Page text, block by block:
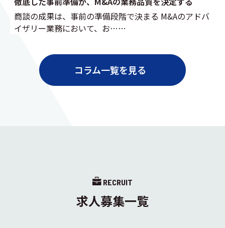
商談の成果は、事前の準備段階で決まる M&Aのアドバ
イザリー業務において、お……
コラム一覧を見る
RECRUIT
求人募集一覧